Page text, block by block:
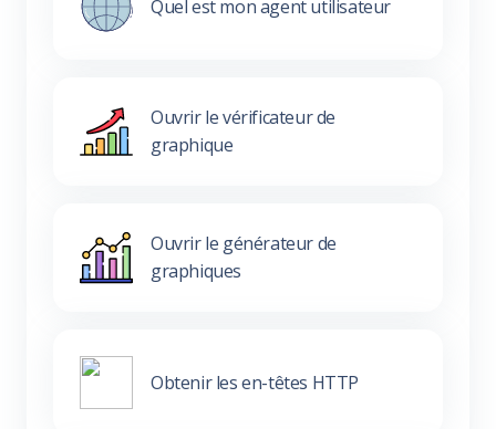
Quel est mon agent utilisateur
Ouvrir le vérificateur de
graphique
Ouvrir le générateur de
graphiques
Obtenir les en-têtes HTTP